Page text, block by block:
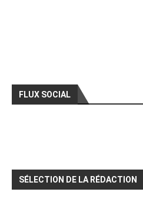
FLUX SOCIAL
SÉLECTION DE LA RÉDACTION